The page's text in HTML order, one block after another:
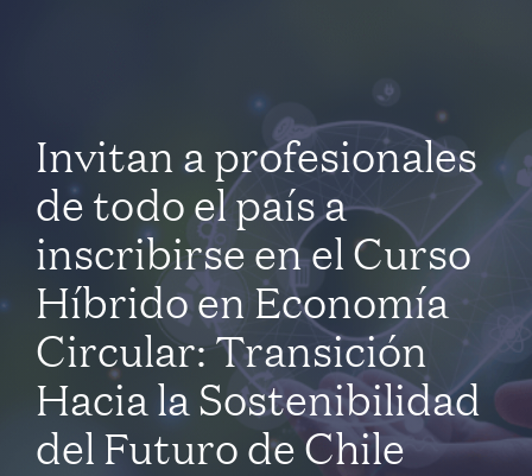
Invitan a profesionales
de todo el país a
inscribirse en el Curso
Híbrido en Economía
Circular: Transición
Hacia la Sostenibilidad
del Futuro de Chile